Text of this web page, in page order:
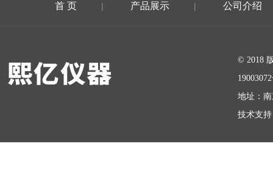
首 页 | 产品展示 | 公司介绍
© 2018
地址：
技术支